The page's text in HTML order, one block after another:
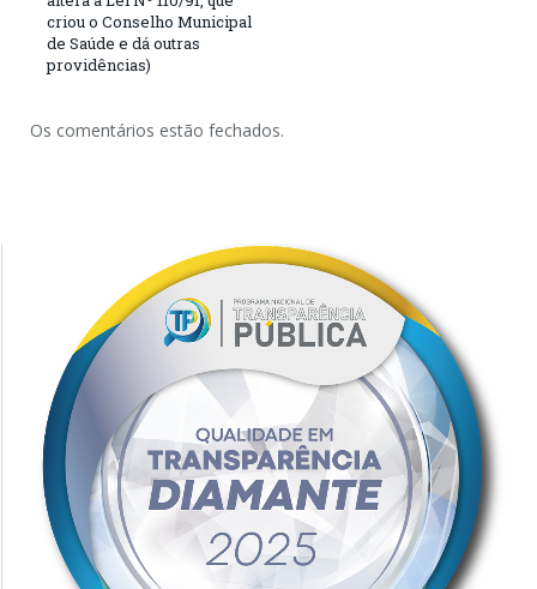
criou o Conselho Municipal
de Saúde e dá outras
providências)
Os comentários estão fechados.